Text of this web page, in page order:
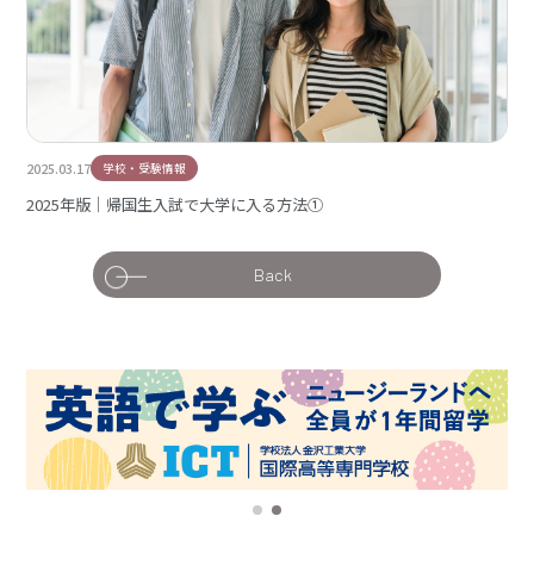
2025.03.17 学校・受験情報
2025年版｜帰国生入試で大学に入る方法①
Back